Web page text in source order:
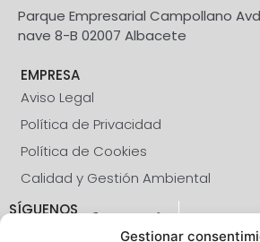
Gestionar
Parque Empresarial Campollano
nave 8-B 02007 Albacete
EMPRESA
Aviso Legal
Política de Privacidad
Política de Cookies
Calidad y Gestión Ambiental
SÍGUENOS